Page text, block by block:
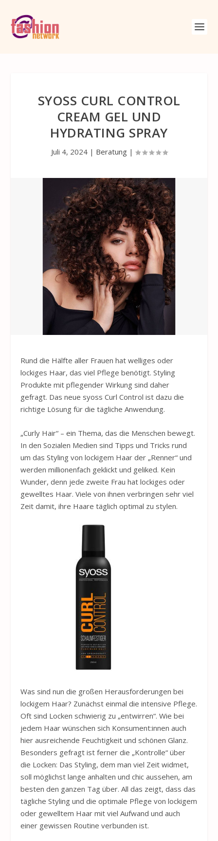
SYOSS CURL CONTROL
CREAM GEL UND
HYDRATING SPRAY
Juli 4, 2024| Beratung|
Rund die Hälfte aller Frauen hat welliges oder
lockiges Haar, das viel Pflege benötigt. Styling
Produkte mit pflegender Wirkung sind daher
gefragt. Das neue syoss Curl Control ist dazu die
richtige Lösung für die tägliche Anwendung.
„Curly Hair“ – ein Thema, das die Menschen bewegt.
In den Sozialen Medien sind Tipps und Tricks rund
um das Styling von lockigem Haar der „Renner“ und
werden millionenfach geklickt und geliked. Kein
Wunder, denn jede zweite Frau hat lockiges oder
gewelltes Haar. Viele von ihnen verbringen sehr viel
Zeit damit, ihre Haare täglich optimal zu stylen.
Was sind nun die großen Herausforderungen bei
lockigem Haar? Zunächst einmal die intensive Pflege.
Oft sind Locken schwierig zu „entwirren“. Wie bei
jedem Haar wünschen sich Konsument:innen auch
hier ausreichende Feuchtigkeit und schönen Glanz.
Besonders gefragt ist ferner die „Kontrolle“ über
die Locken: Das Styling, dem man viel Zeit widmet,
soll möglichst lange anhalten und chic aussehen, am
besten den ganzen Tag über. All das zeigt, dass das
tägliche Styling und die optimale Pflege von lockigem
oder gewelltem Haar mit viel Aufwand und auch
einer gewissen Routine verbunden ist.